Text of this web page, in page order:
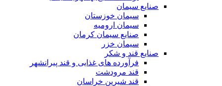
صنایع سیمان
سیمان خوزستان
سیمان ارومیه
صنایع سیمان کرمان
سیمان خزر
صنایع قند و شکر
فرآورده های غذایی و قند پیرانشهر
قند مرودشت
قند شیرین خراسان